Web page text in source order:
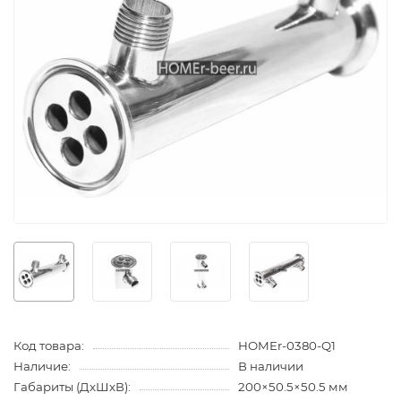
Код товара:
HOMEr-0380-Q1
Наличие:
В наличии
Габариты (ДхШхВ):
200×50.5×50.5 мм